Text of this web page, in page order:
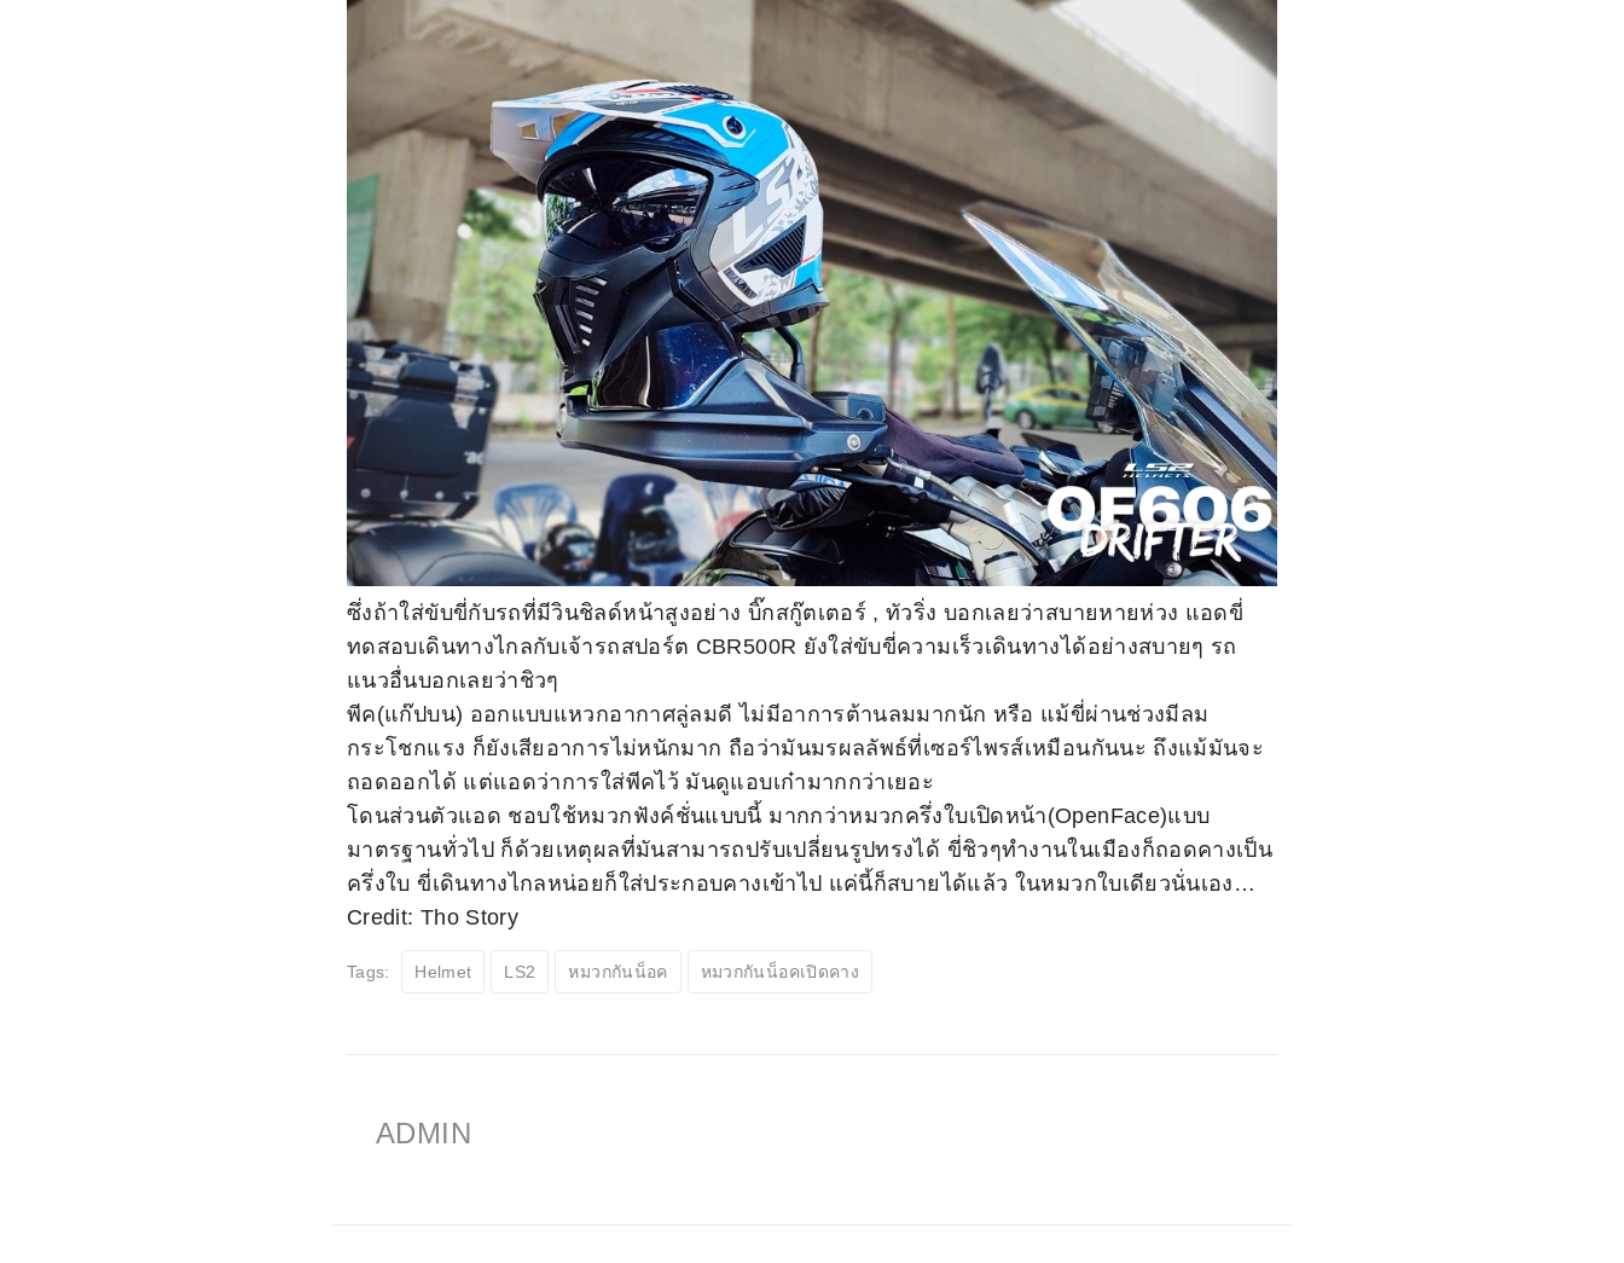
ซึ่งถ้าใส่ขับขี่กับรถที่มีวินชิลด์หน้าสูงอย่าง บิ๊กสกู๊ตเตอร์ , ทัวริ่ง บอกเลยว่าสบายหายห่วง แอดขี่
ทดสอบเดินทางไกลกับเจ้ารถสปอร์ต CBR500R ยังใส่ขับขี่ความเร็วเดินทางได้อย่างสบายๆ รถ
แนวอื่นบอกเลยว่าชิวๆ
พีค(แก๊ปบน) ออกแบบแหวกอากาศลู่ลมดี ไม่มีอาการต้านลมมากนัก หรือ แม้ขี่ผ่านช่วงมีลม
กระโชกแรง ก็ยังเสียอาการไม่หนักมาก ถือว่ามันมรผลลัพธ์ที่เซอร์ไพรส์เหมือนกันนะ ถึงแม้มันจะ
ถอดออกได้ แต่แอดว่าการใส่พีคไว้ มันดูแอบเก๋ามากกว่าเยอะ
โดนส่วนตัวแอด ชอบใช้หมวกฟังค์ชั่นแบบนี้ มากกว่าหมวกครึ่งใบเปิดหน้า(OpenFace)แบบ
มาตรฐานทั่วไป ก็ด้วยเหตุผลที่มันสามารถปรับเปลี่ยนรูปทรงได้ ขี่ชิวๆทำงานในเมืองก็ถอดคางเป็น
ครึ่งใบ ขี่เดินทางไกลหน่อยก็ใส่ประกอบคางเข้าไป แค่นี้ก็สบายได้แล้ว ในหมวกใบเดียวนั่นเอง…
Credit: Tho Story
Tags: Helmet LS2 หมวกกันน็อค หมวกกันน็อคเปิดคาง
ADMIN